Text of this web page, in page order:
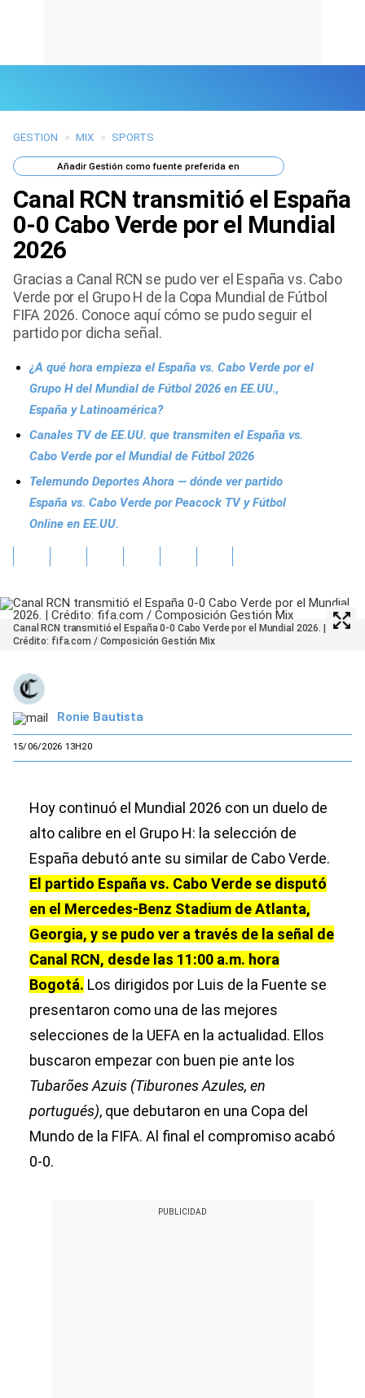
Últimas Noticias
Mi Bolsillo
Respuestas
Gente
Vida Laboral
Tendencias Mix
Sports
GESTION > MIX > SPORTS
AñadirGestión como fuente preferida en
Canal RCN transmitió el España
0-0 Cabo Verde por el Mundial
2026
Gracias a Canal RCN se pudo ver el España vs. Cabo
Verde por el Grupo H de la Copa Mundial de Fútbol
FIFA 2026. Conoce aquí cómo se pudo seguir el
partido por dicha señal.
¿A qué hora empieza el España vs. Cabo Verde por el
Grupo H del Mundial de Fútbol 2026 en EE.UU.,
España y Latinoamérica?
Canales TV de EE.UU. que transmiten el España vs.
Cabo Verde por el Mundial de Fútbol 2026
Telemundo Deportes Ahora — dónde ver partido
España vs. Cabo Verde por Peacock TV y Fútbol
Online en EE.UU.
Canal RCN transmitió el España 0-0 Cabo Verde por el Mundial 2026. |
Crédito: fifa.com / Composición Gestión Mix
Ronie Bautista
15/06/2026 13H20
Hoy continuó el Mundial 2026 con un duelo de
alto calibre en el Grupo H: la selección de
España debutó ante su similar de Cabo Verde.
El partido España vs. Cabo Verde se disputó
en el Mercedes-Benz Stadium de Atlanta,
Georgia, y se pudo ver a través de la señal de
Canal RCN, desde las 11:00 a.m. hora
Bogotá. Los dirigidos por Luis de la Fuente se
presentaron como una de las mejores
selecciones de la UEFA en la actualidad. Ellos
buscaron empezar con buen pie ante los
Tubarões Azuis (Tiburones Azules, en
portugués), que debutaron en una Copa del
Mundo de la FIFA. Al final el compromiso acabó
0-0.